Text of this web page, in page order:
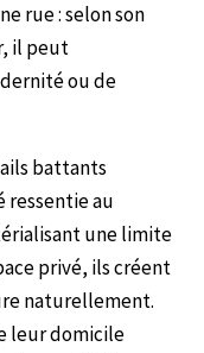
rue : selon son
il peut
ou de
battants
ressentie au
une limite
privé, ils créent
naturellement.
leur domicile